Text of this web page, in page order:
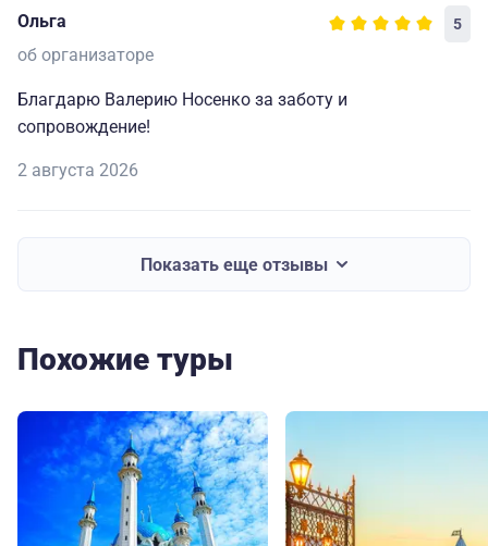
Ольга 5
об организаторе
Благдарю Валерию Носенко за заботу и
сопровождение!
2 августа 2026
Показать еще отзывы
Похожие туры